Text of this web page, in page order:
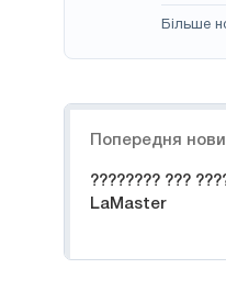
Більше
Попередня
???????? ???
LaMaster